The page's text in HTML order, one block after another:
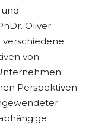
Oliver
verschiedene
von
Perspektiven